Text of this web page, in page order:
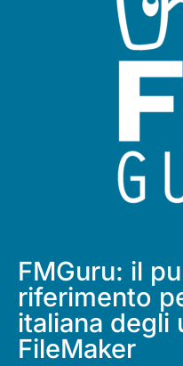
FMGuru: il
riferimento
italiana degli
FileMaker